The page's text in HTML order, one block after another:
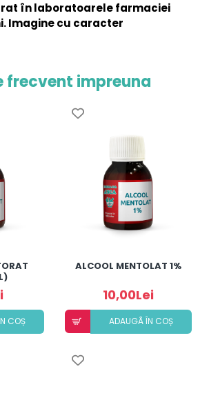
în laboratoarele farmaciei
Imagine cu caracter
frecvent impreuna
COȘ
ALCOOL MENTOLAT 1%
10,00Lei
ADAUGÃ ÎN COȘ